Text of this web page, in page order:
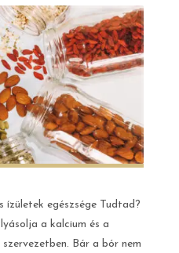
egészsége Tudtad?
a kalcium és a
Bár a bór nem